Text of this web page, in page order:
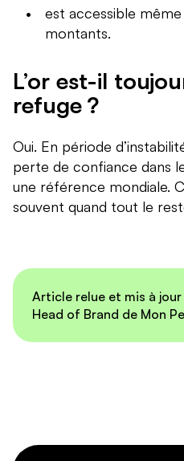
est accessible
montants.
L’or est-il
refuge ?
Oui. En période
perte de confiance dans
une référence mondiale.
souvent quand tout le
Article relue et mis à
Head of Brand de Mon